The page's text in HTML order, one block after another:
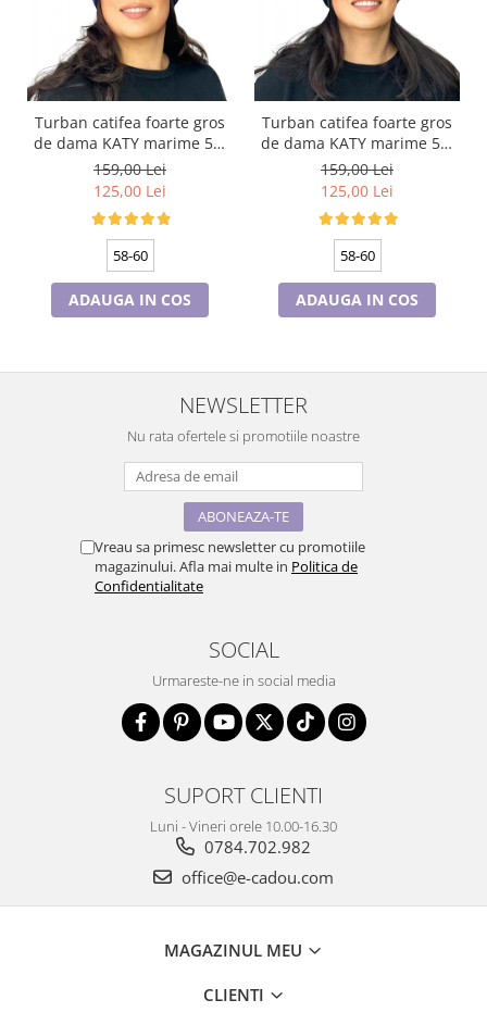
Turban catifea foarte gros
de dama KATY marime 58-
60, captuseala polar,
culoare bleomarin
159,00 Lei
125,00 Lei
58-60
ADAUGA IN COS
Turban catifea foarte gros
de dama KATY marime 58-
60, captuseala polar,
culoare verde emerald
159,00 Lei
125,00 Lei
58-60
ADAUGA IN COS
NEWSLETTER
Nu rata ofertele si promotiile noastre
Vreau sa primesc newsletter cu promotiile
magazinului. Afla mai multe in Politica de
Confidentialitate
SOCIAL
Urmareste-ne in social media
SUPORT CLIENTI
Luni - Vineri orele 10.00-16.30
0784.702.982
office@e-cadou.com
MAGAZINUL MEU
CLIENTI